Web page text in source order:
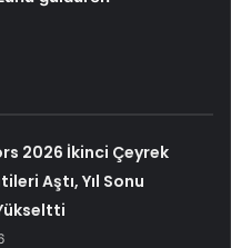
2026 İkinci Çeyrek
Aştı, Yıl Sonu